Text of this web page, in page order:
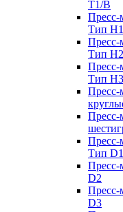
T1/B
Пресс-
Тип H1
Пресс-
Тип H2
Пресс-
Тип H3
Пресс-
Пресс-
Пресс-
Тип D1
Пресс-
D2
Пресс-
D3